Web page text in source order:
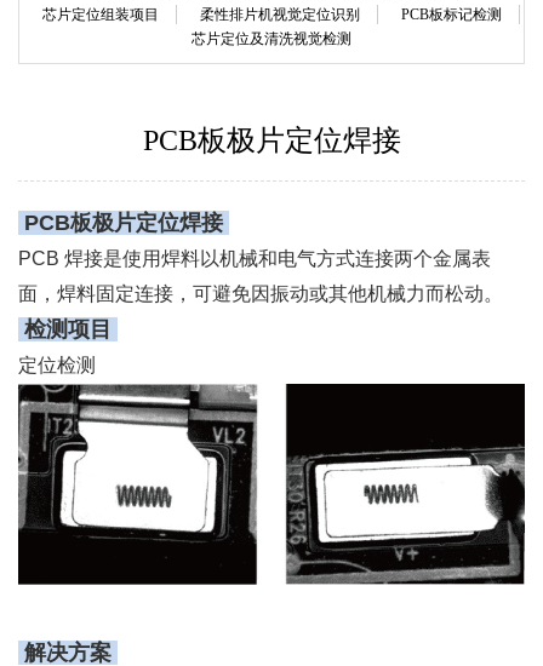
芯片定位组装项目
柔性排片机视觉定位识别
PCB板标记检测
芯片定位及清洗视觉检测
PCB板极片定位焊接
PCB板极片定位焊接
PCB 焊接是使用焊料以机械和电气方式连接两个金属表
面，焊料固定连接，可避免因振动或其他机械力而松动。
检测项目
定位检测
解决方案